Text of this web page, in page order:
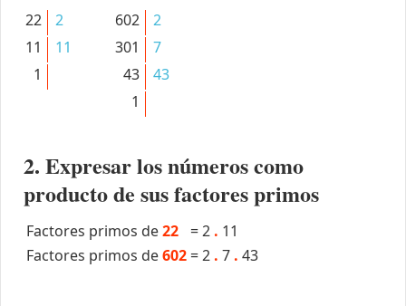
22
2
11
11
1
602
2
301
7
43
43
1
2. Expresar los números como
producto de sus factores primos
Factores primos de22 =2 . 11
Factores primos de602 =2 . 7 . 43